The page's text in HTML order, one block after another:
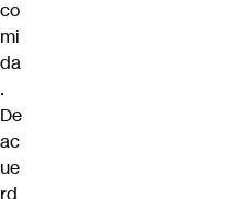
co
mi
da
.
De
ac
ue